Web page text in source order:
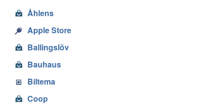
Åhlens
Apple Store
Ballingslöv
Bauhaus
Biltema
Coop